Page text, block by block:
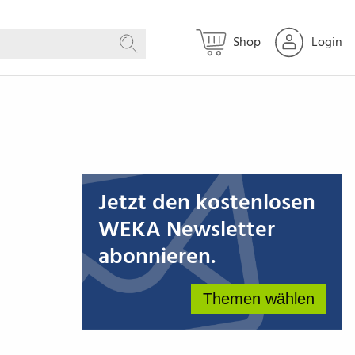
Shop Login
Jetzt den kostenlosen
WEKA Newsletter
abonnieren.
Themen wählen